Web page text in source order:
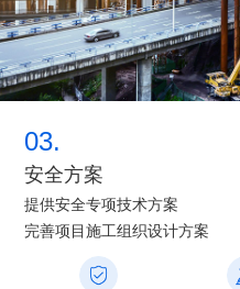
03.
安全方案
提供安全专项技术方案
完善项目施工组织设计方案